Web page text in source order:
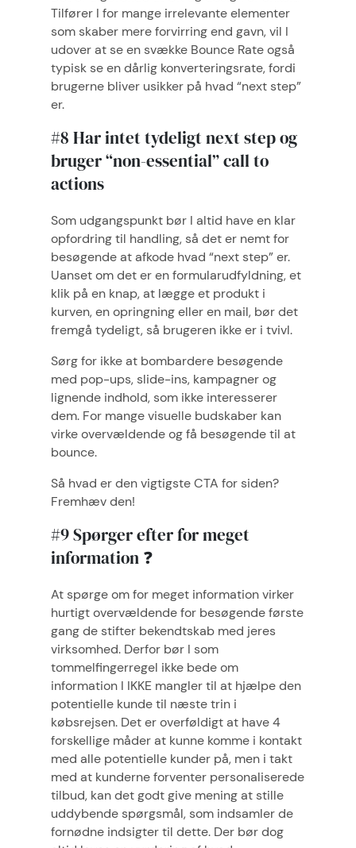
Tilfører I for mange irrelevante elementer
som skaber mere forvirring end gavn, vil I
udover at se en svække Bounce Rate også
typisk se en dårlig konverteringsrate, fordi
brugerne bliver usikker på hvad “next step”
er.
#8 Har intet tydeligt next step og
bruger “non-essential” call to
actions
Som udgangspunkt bør I altid have en klar
opfordring til handling, så det er nemt for
besøgende at afkode hvad “next step” er.
Uanset om det er en formularudfyldning, et
klik på en knap, at lægge et produkt i
kurven, en opringning eller en mail, bør det
fremgå tydeligt, så brugeren ikke er i tvivl.
Sørg for ikke at bombardere besøgende
med pop-ups, slide-ins, kampagner og
lignende indhold, som ikke interesserer
dem. For mange visuelle budskaber kan
virke overvældende og få besøgende til at
bounce.
Så hvad er den vigtigste CTA for siden?
Fremhæv den!
#9 Spørger efter for meget
information ❓
At spørge om for meget information virker
hurtigt overvældende for besøgende første
gang de stifter bekendtskab med jeres
virksomhed. Derfor bør I som
tommelfingerregel ikke bede om
information I IKKE mangler til at hjælpe den
potentielle kunde til næste trin i
købsrejsen. Det er overføldigt at have 4
forskellige måder at kunne komme i kontakt
med alle potentielle kunder på, men i takt
med at kunderne forventer personaliserede
tilbud, kan det godt give mening at stille
uddybende spørgsmål, som indsamler de
fornødne indsigter til dette. Der bør dog